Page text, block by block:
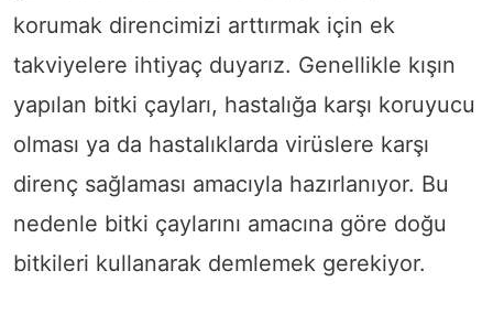
korumak direncimizi arttırmak için ek
takviyelere ihtiyaç duyarız. Genellikle kışın
yapılan bitki çayları, hastalığa karşı koruyucu
olması ya da hastalıklarda virüslere karşı
direnç sağlaması amacıyla hazırlanıyor. Bu
nedenle bitki çaylarını amacına göre doğu
bitkileri kullanarak demlemek gerekiyor.